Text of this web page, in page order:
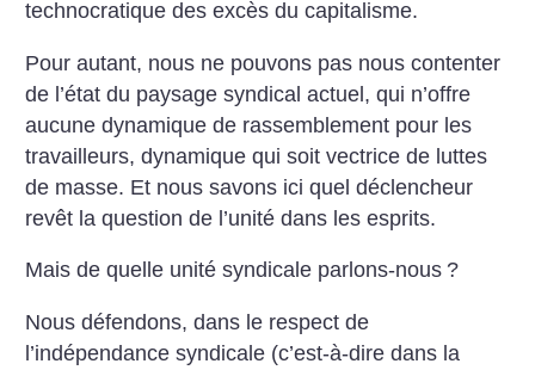
technocratique des excès du capitalisme.
Pour autant, nous ne pouvons pas nous contenter
de l’état du paysage syndical actuel, qui n’offre
aucune dynamique de rassemblement pour les
travailleurs, dynamique qui soit vectrice de luttes
de masse. Et nous savons ici quel déclencheur
revêt la question de l’unité dans les esprits.
Mais de quelle unité syndicale parlons-nous ?
Nous défendons, dans le respect de
l’indépendance syndicale (c’est-à-dire dans la